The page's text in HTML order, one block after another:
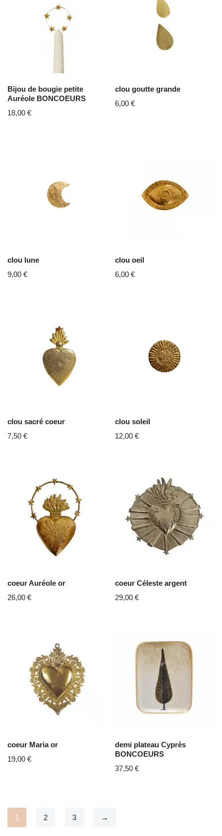
Bijou de bougie petite
Auréole BONCOEURS
18,00 €
clou goutte grande
6,00€
clou lune
9,00 €
clou oeil
6,00€
clou sacré coeur
7,50 €
clou soleil
12,00€
coeur Auréole or
26,00 €
coeur Céleste argent
29,00€
coeur Maria or
19,00 €
demi plateau Cyprès
BONCOEURS
37,50€
1 2 3 →